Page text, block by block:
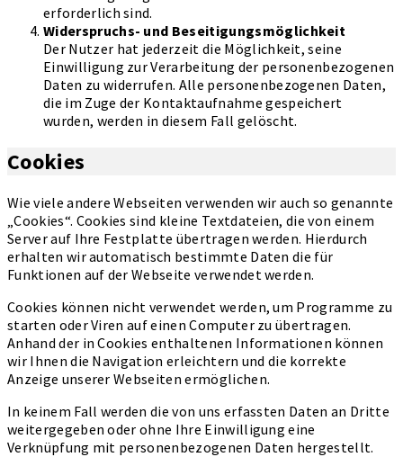
erforderlich sind.
Widerspruchs- und Beseitigungsmöglichkeit
Der Nutzer hat jederzeit die Möglichkeit, seine
Einwilligung zur Verarbeitung der personenbezogenen
Daten zu widerrufen. Alle personenbezogenen Daten,
die im Zuge der Kontaktaufnahme gespeichert
wurden, werden in diesem Fall gelöscht.
Cookies
Wie viele andere Webseiten verwenden wir auch so genannte
„Cookies“. Cookies sind kleine Textdateien, die von einem
Server auf Ihre Festplatte übertragen werden. Hierdurch
erhalten wir automatisch bestimmte Daten die für
Funktionen auf der Webseite verwendet werden.
Cookies können nicht verwendet werden, um Programme zu
starten oder Viren auf einen Computer zu übertragen.
Anhand der in Cookies enthaltenen Informationen können
wir Ihnen die Navigation erleichtern und die korrekte
Anzeige unserer Webseiten ermöglichen.
In keinem Fall werden die von uns erfassten Daten an Dritte
weitergegeben oder ohne Ihre Einwilligung eine
Verknüpfung mit personenbezogenen Daten hergestellt.